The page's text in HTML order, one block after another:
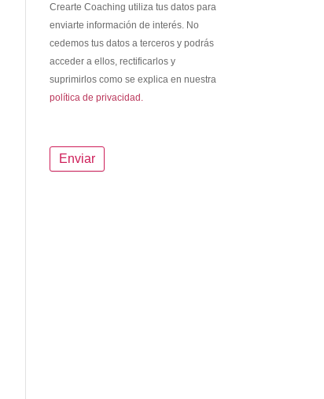
Crearte Coaching utiliza tus datos para
enviarte información de interés. No
cedemos tus datos a terceros y podrás
acceder a ellos, rectificarlos y
suprimirlos como se explica en nuestra
política de privacidad.